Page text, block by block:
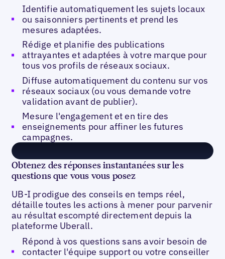
Identifie automatiquement les sujets locaux
ou saisonniers pertinents et prend les
mesures adaptées.
Rédige et planifie des publications
attrayantes et adaptées à votre marque pour
tous vos profils de réseaux sociaux.
Diffuse automatiquement du contenu sur vos
réseaux sociaux (ou vous demande votre
validation avant de publier).
Mesure l'engagement et en tire des
enseignements pour affiner les futures
campagnes.
Obtenez des réponses instantanées sur les
questions que vous vous posez
UB-I prodigue des conseils en temps réel,
détaille toutes les actions à mener pour parvenir
au résultat escompté directement depuis la
plateforme Uberall.
Répond à vos questions sans avoir besoin de
contacter l'équipe support ou votre conseiller